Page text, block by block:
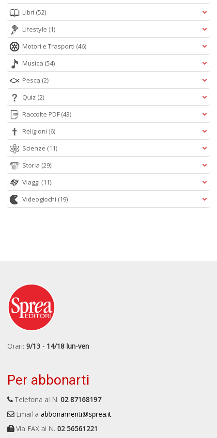
Libri (52)
Lifestyle (1)
Motori e Trasporti (46)
Musica (54)
Pesca (2)
Quiz (2)
Raccolte PDF (43)
Religioni (6)
Scienze (11)
Storia (29)
Viaggi (11)
Videogiochi (19)
Orari: 9/13 - 14/18 lun-ven
Per abbonarti
Telefona al N. 02 87168197
Email a abbonamenti@sprea.it
Via FAX al N. 02 56561221